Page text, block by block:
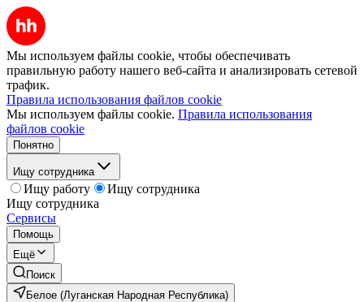
Мы используем файлы cookie, чтобы обеспечивать
правильную работу нашего веб-сайта и анализировать сетевой
трафик.
Правила использования файлов cookie
Мы используем файлы cookie. Правила использования
файлов cookie
Понятно
Ищу сотрудника
Ищу работу
Ищу сотрудника
Ищу сотрудника
Сервисы
Помощь
Ещё
Поиск
Белое (Луганская Народная Республика)